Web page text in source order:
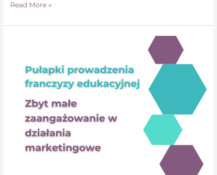
Read More »
edukacyjnej
małe
zaangażowanie
działania
marketingowe